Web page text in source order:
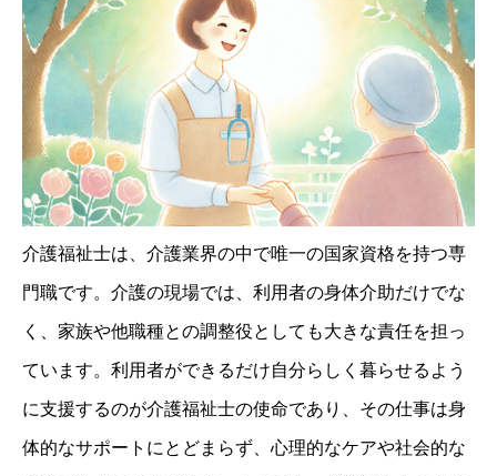
介護福祉士は、介護業界の中で唯一の国家資格を持つ専
門職です。介護の現場では、利用者の身体介助だけでな
く、家族や他職種との調整役としても大きな責任を担っ
ています。利用者ができるだけ自分らしく暮らせるよう
に支援するのが介護福祉士の使命であり、その仕事は身
体的なサポートにとどまらず、心理的なケアや社会的な